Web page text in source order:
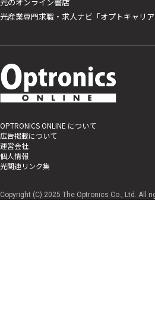
光産業専門求職・求人ナビ「オプトキャリア
OPTRONICS ONLINE について
広告掲載について
運営会社
個人情報
光関連リンク集
Copyright (C) 2025 The Optronics Co., Ltd. All